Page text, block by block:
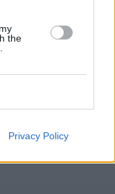
the
Privacy Policy
Donalda
Czarzastego.
z
polityków
z
szczeblu
–